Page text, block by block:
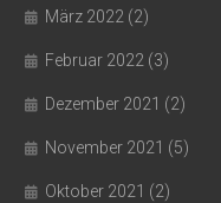
März 2022 (2)
Februar 2022 (3)
Dezember 2021 (2)
November 2021 (5)
Oktober 2021 (2)